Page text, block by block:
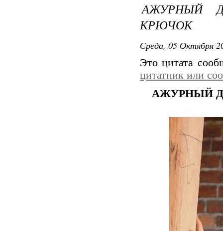
АЖУРНЫЙ
КРЮЧОК
Среда, 05 Октября
Это цитата
цитатник или
АЖУРНЫЙ